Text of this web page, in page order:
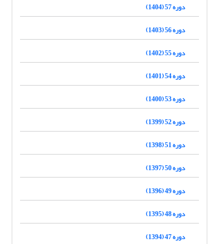
دوره 57 (1404)
دوره 56 (1403)
دوره 55 (1402)
دوره 54 (1401)
دوره 53 (1400)
دوره 52 (1399)
دوره 51 (1398)
دوره 50 (1397)
دوره 49 (1396)
دوره 48 (1395)
دوره 47 (1394)